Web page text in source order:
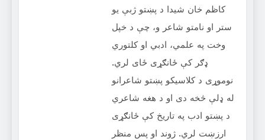
کاظم خان شيدا د پښتو ژبې يو
ستر او نامتو شاعر و، چې د خپل
وخت په علمي، ادبي او کلتوري
ډګر کې ځانګړی ځای لري.
نوموړی د کلاسیکو پښتو شاعرانو
له ډلې څخه دی او د هغه شاعري
د پښتو ادب په تاريخ کې ځانګړی
ارزښت لري. ژوند او پس منظر